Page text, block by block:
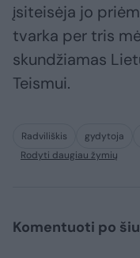
įsiteisėja jo
tvarka per tris
skundžiamas
Teismui.
Radviliškis gydytoja
Rodyti daugiau žymių
Komentuoti po